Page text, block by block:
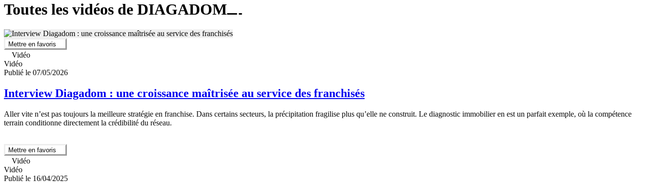
Toutes les vidéos de DIAGADOM
Mettre en favoris
Vidéo
Vidéo
Publié le 07/05/2026
Interview Diagadom : une croissance maîtrisée au service des franchisés
Aller vite n’est pas toujours la meilleure stratégie en franchise. Dans certains secteurs, la précipitation fragilise plus qu’elle ne construit. Le diagnostic immobilier en est un parfait exemple, où la compétence
terrain conditionne directement la crédibilité du réseau.
Mettre en favoris
Vidéo
Vidéo
Publié le 16/04/2025